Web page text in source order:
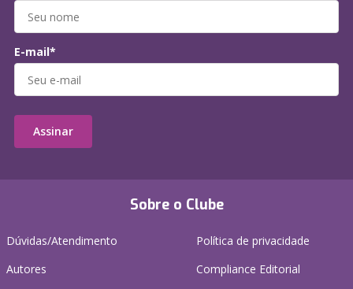
Sobre o Clube
Dúvidas/Atendimento
Autores
Política de privacidade
Compliance Editorial
E-mail*
Assinar